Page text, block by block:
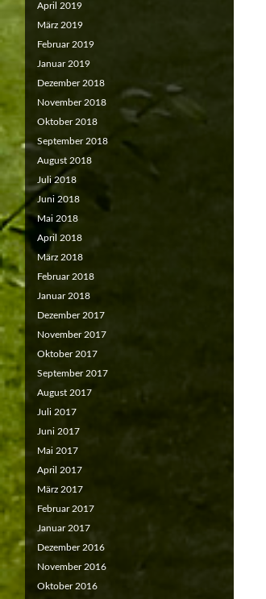
April 2019
März 2019
Februar 2019
Januar 2019
Dezember 2018
November 2018
Oktober 2018
September 2018
August 2018
Juli 2018
Juni 2018
Mai 2018
April 2018
März 2018
Februar 2018
Januar 2018
Dezember 2017
November 2017
Oktober 2017
September 2017
August 2017
Juli 2017
Juni 2017
Mai 2017
April 2017
März 2017
Februar 2017
Januar 2017
Dezember 2016
November 2016
Oktober 2016